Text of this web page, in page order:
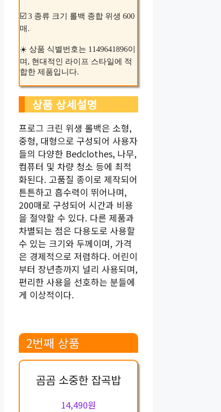
☑️ 3 종류 크기 롤백 종합 위생 600
매.
☀️ 상품 식별번호는 1149641896이
며, 현대적인 라이프 스타일에 적
합한 제품입니다.
상품 상세설명
프로그 크린 위생 롤백은 소형,
중형, 대형으로 구성되어 사용자
들의 다양한 Bedclothes, 나무,
컴퓨터 및 차량 청소 등에 최적
화된다. 고품질 종이로 제작되어
튼튼하고 흡수력이 뛰어나며,
200매로 구성되어 시간과 비용
을 절약할 수 있다. 다른 제품과
차별되는 점은 다용도로 사용할
수 있는 크기와 두께이며, 가격
은 경제적으로 저렴하다. 어린이
부터 장년층까지 널리 사용되며,
편리한 사용을 선호하는 분들에
게 이상적이다.
2번째 상품
곰곰 소중한 잡곡밥
14,490원